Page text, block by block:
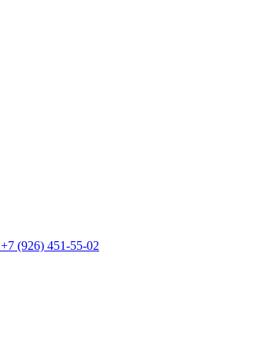
+7 (926) 451-55-02